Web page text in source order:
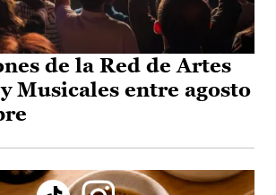
de la Red de Artes
Musicales entre agosto